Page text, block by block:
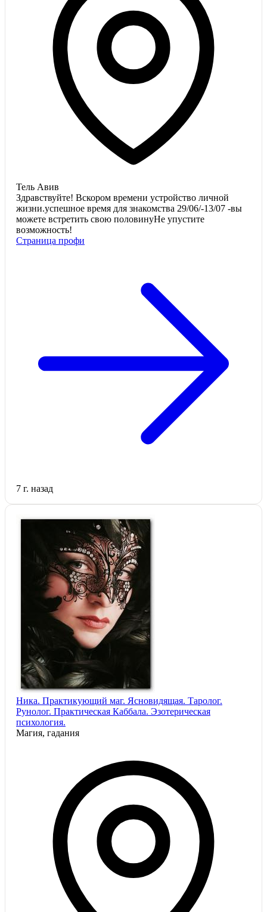
Тель Авив
Здравствуйте! Вскором времени устройство личной
жизни.успешное время для знакомства 29/06/-13/07 -вы
можете встретить свою половинуНе упустите
возможность!
Страница профи
7 г. назад
Ника. Практикующий маг. Ясновидящая. Таролог.
Рунолог. Практическая Каббала. Эзотерическая
психология.
Магия, гадания